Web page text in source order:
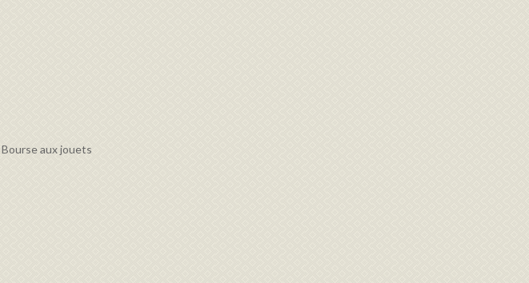
Bourse aux jouets